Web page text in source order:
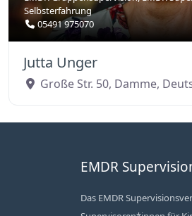
Selbsterfahrung
05491 975070
Jutta Unger
Große Str. 50, Damme,
EMDR
Das EMDR